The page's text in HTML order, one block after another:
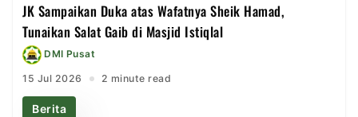
JK Sampaikan Duka atas Wafatnya Sheik Hamad,
Tunaikan Salat Gaib di Masjid Istiqlal
DMI Pusat
15 Jul 2026 2 minute read
Berita